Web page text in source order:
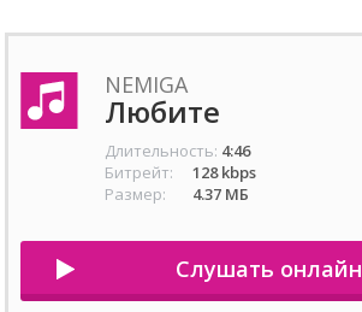
NEMIGA
Любите
Длительность: 4:46
Битрейт:
128 kbps
Размер:
4.37 МБ
Слушать онлайн